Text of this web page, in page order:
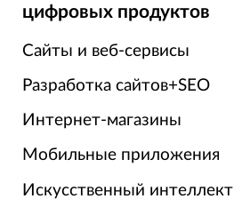
цифровых продуктов
Сайты и веб-сервисы
Разработка сайтов+SEO
Интернет-магазины
Мобильные приложения
Искусственный интеллект